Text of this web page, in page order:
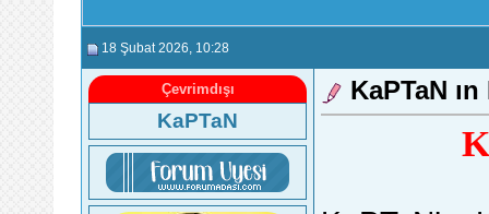
18 Şubat 2026 , 10:28
Çevrimdışı
KaPTaN
KaPTaN